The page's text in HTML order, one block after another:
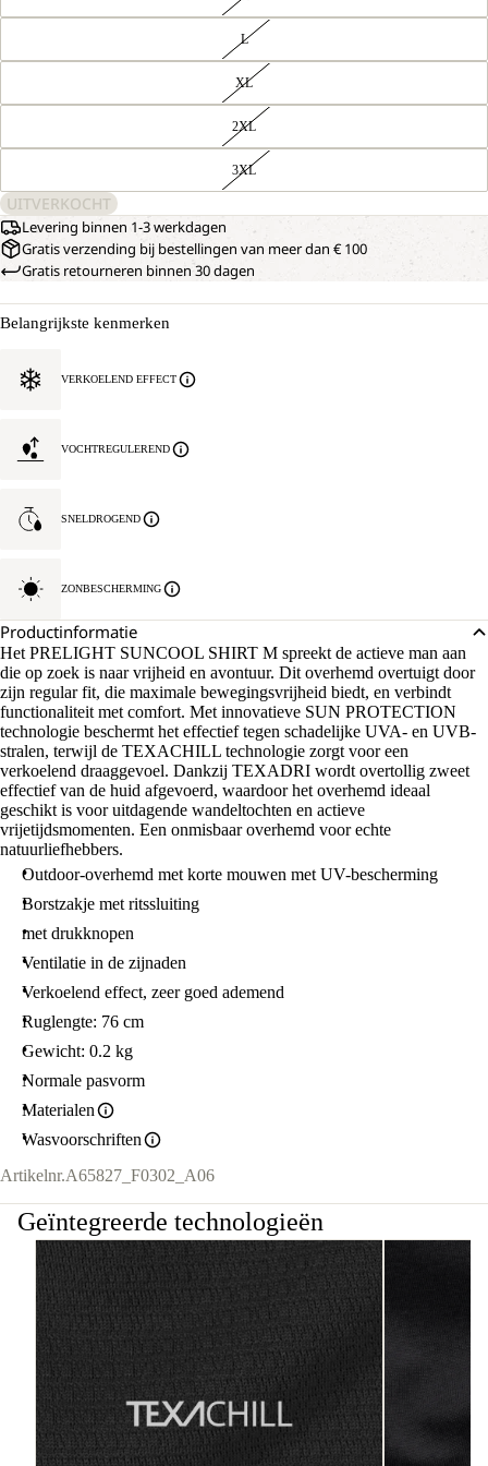
L
XL
2XL
3XL
UITVERKOCHT
Levering binnen 1-3 werkdagen
Gratis verzending bij bestellingen van meer dan € 100
Gratis retourneren binnen 30 dagen
Belangrijkste kenmerken
VERKOELEND EFFECT
VOCHTREGULEREND
SNELDROGEND
ZONBESCHERMING
Productinformatie
Het PRELIGHT SUNCOOL SHIRT M spreekt de actieve man aan
die op zoek is naar vrijheid en avontuur. Dit overhemd overtuigt door
zijn regular fit, die maximale bewegingsvrijheid biedt, en verbindt
functionaliteit met comfort. Met innovatieve SUN PROTECTION
technologie beschermt het effectief tegen schadelijke UVA- en UVB-
stralen, terwijl de TEXACHILL technologie zorgt voor een
verkoelend draaggevoel. Dankzij TEXADRI wordt overtollig zweet
effectief van de huid afgevoerd, waardoor het overhemd ideaal
geschikt is voor uitdagende wandeltochten en actieve
vrijetijdsmomenten. Een onmisbaar overhemd voor echte
natuurliefhebbers.
Outdoor-overhemd met korte mouwen met UV-bescherming
Borstzakje met ritssluiting
met drukknopen
Ventilatie in de zijnaden
Verkoelend effect, zeer goed ademend
Ruglengte: 76 cm
Gewicht: 0.2 kg
Normale pasvorm
Materialen
Wasvoorschriften
Artikelnr.A65827_F0302_A06
Geïntegreerde technologieën